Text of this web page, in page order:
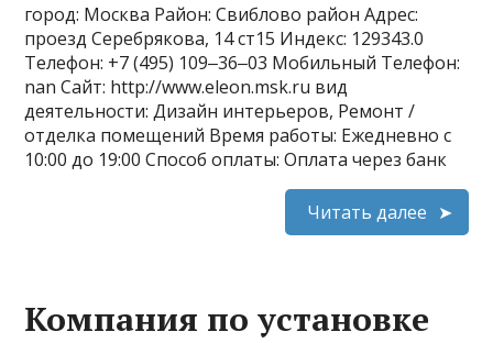
город: Москва Район: Свиблово район Адрес:
проезд Серебрякова, 14 ст15 Индекс: 129343.0
Телефон: +7 (495) 109‒36‒03 Мобильный Телефон:
nan Сайт: http://www.eleon.msk.ru вид
деятельности: Дизайн интерьеров, Ремонт /
отделка помещений Время работы: Ежедневно с
10:00 до 19:00 Способ оплаты: Оплата через банк
Читать далее
Компания по установке